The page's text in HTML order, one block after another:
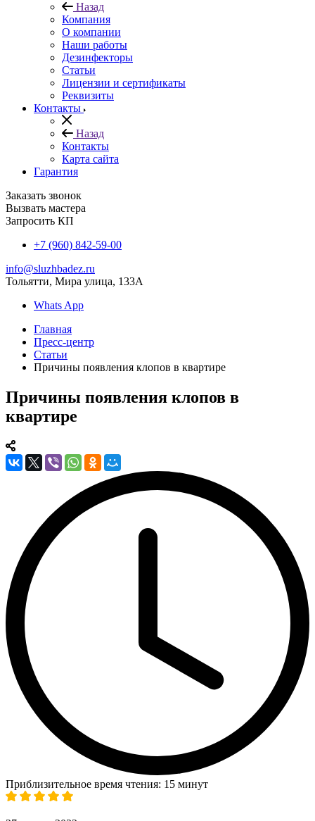
Назад
Компания
О компании
Наши работы
Дезинфекторы
Статьи
Лицензии и сертификаты
Реквизиты
Контакты
Назад
Контакты
Карта сайта
Гарантия
Заказать звонок
Вызвать мастера
Запросить КП
+7 (960) 842-59-00
info@sluzhbadez.ru
Тольятти, Мира улица, 133А
Whats App
Главная
Пресс-центр
Статьи
Причины появления клопов в квартире
Причины появления клопов в
квартире
Приблизительное время чтения: 15 минут